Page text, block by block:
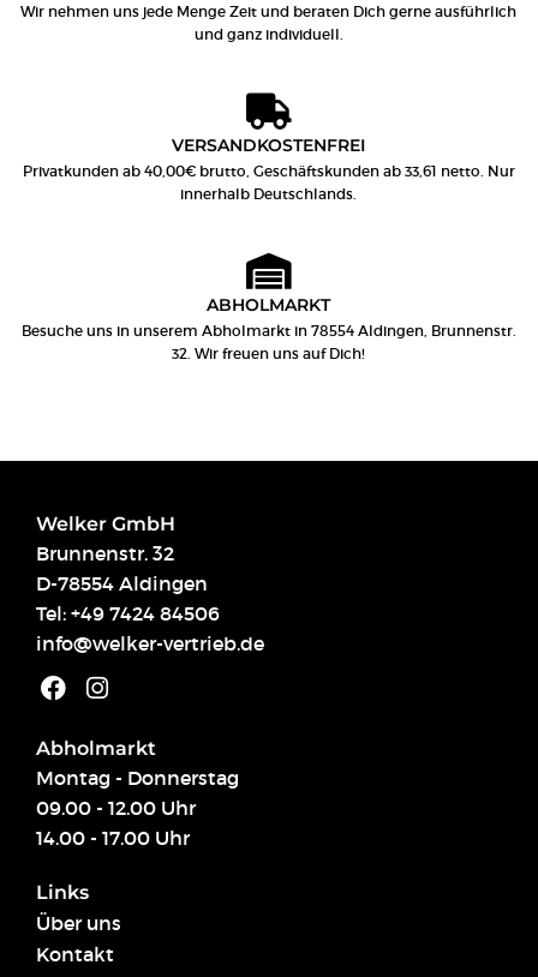
Wir nehmen uns jede Menge Zeit und beraten Dich gerne ausführlich
und ganz individuell.
VERSANDKOSTENFREI
Privatkunden ab 40,00€ brutto, Geschäftskunden ab 33,61 netto. Nur
innerhalb Deutschlands.
ABHOLMARKT
Besuche uns in unserem Abholmarkt in 78554 Aldingen, Brunnenstr.
32. Wir freuen uns auf Dich!
Welker GmbH
Brunnenstr. 32
D-78554 Aldingen
Tel: +49 7424 84506
info@welker-vertrieb.de
Abholmarkt
Montag - Donnerstag
09.00 - 12.00 Uhr
14.00 - 17.00 Uhr
Links
Über uns
Kontakt